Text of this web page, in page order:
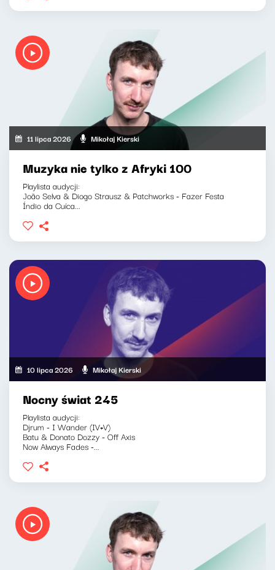
11 lipca 2026 Mikołaj Kierski
Muzyka nie tylko z Afryki 100
Playlista audycji:
João Selva & Diogo Strausz & Patchworks - Fazer Festa
Índio da Cuíca...
10 lipca 2026 Mikołaj Kierski
Nocny świat 245
Playlista audycji:
Djrum - I Wander (IV+V)
Batu & Donato Dozzy - Off Axis
Now Always Fades -...